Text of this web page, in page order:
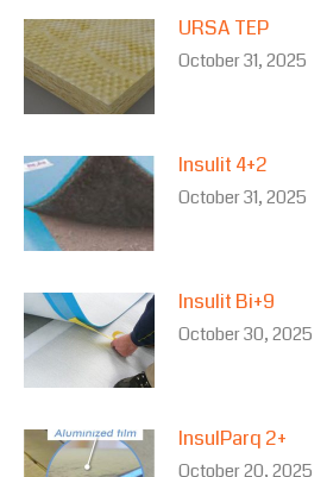
URSA TEP
October 31, 2025
Insulit 4+2
October 31, 2025
Insulit Bi+9
October 30, 2025
InsulParq 2+
October 20, 2025